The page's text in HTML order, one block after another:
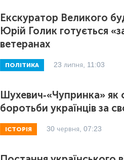
Екскуратор Великого
Юрій Голик готується
ветеранах
ПОЛІТИКА 23 липня, 11:03
Шухевич-«Чупринка» як
боротьби українців за
ІСТОРІЯ 30 червня, 07:23